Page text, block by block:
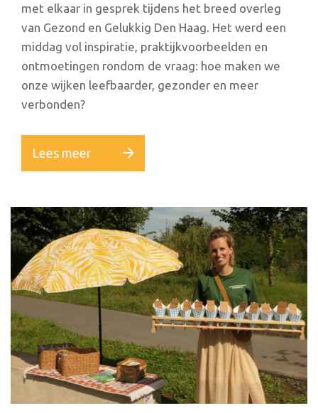
met elkaar in gesprek tijdens het breed overleg
van Gezond en Gelukkig Den Haag. Het werd een
middag vol inspiratie, praktijkvoorbeelden en
ontmoetingen rondom de vraag: hoe maken we
onze wijken leefbaarder, gezonder en meer
verbonden?
Lees meer